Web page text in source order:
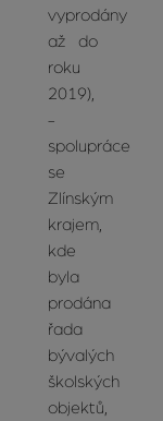
vyprodány
až do
roku
2019),
-
spolupráce
se
Zlínským
krajem,
kde
byla
prodána
řada
bývalých
školských
objektů,